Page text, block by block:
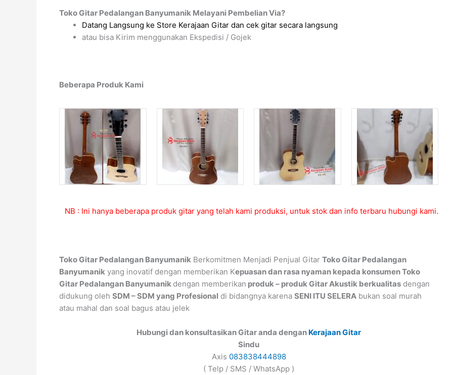
Toko Gitar Pedalangan Banyumanik Melayani Pembelian Via?
Datang Langsung ke Store Kerajaan Gitar dan cek gitar secara langsung
atau bisa Kirim menggunakan Ekspedisi / Gojek
Beberapa Produk Kami
NB : Ini hanya beberapa produk gitar yang telah kami produksi, untuk stok dan info terbaru hubungi kami.
Toko Gitar Pedalangan Banyumanik Berkomitmen Menjadi Penjual Gitar Toko Gitar Pedalangan
Banyumanik yang inovatif dengan memberikan Kepuasan dan rasa nyaman kepada konsumen Toko
Gitar Pedalangan Banyumanik dengan memberikan produk – produk Gitar Akustik berkualitas dengan
didukung oleh SDM – SDM yang Profesional di bidangnya karena SENI ITU SELERA bukan soal murah
atau mahal dan soal bagus atau jelek
Hubungi dan konsultasikan Gitar anda dengan Kerajaan Gitar
Sindu
Axis 083838444898
( Telp / SMS / WhatsApp )